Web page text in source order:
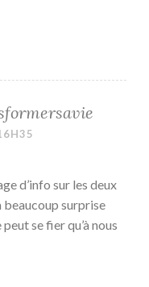
d’info sur les deux
beaucoup surprise
se fier qu’à nous